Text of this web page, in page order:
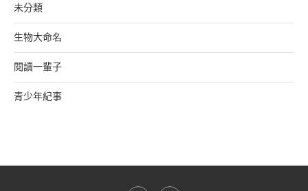
未分類
生物大命名
閱讀一輩子
青少年紀事